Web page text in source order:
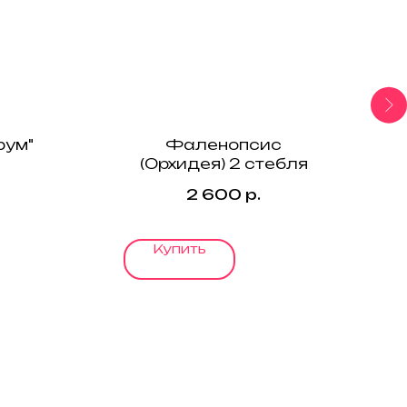
Фаленопсис
(Орхидея) 2 стебля
2 600 р.
Купить